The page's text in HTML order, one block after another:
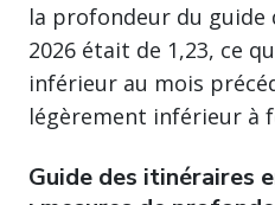
la profondeur du
2026 était de 1,23, ce
inférieur au mois
légèrement inférieur à
Guide des itinéraires